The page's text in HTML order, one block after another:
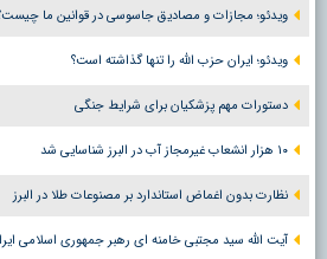
ویدئو؛ مجازات و مصادیق جاسوسی در قوانین ما
ویدئو؛ ایران حزب الله را تنها گذاشته است؟
دستورات مهم پزشکیان برای شرایط جنگی
۱۰ هزار انشعاب غیرمجاز آب در البرز شناسایی شد
نظارت بدون اغماض استاندارد بر مصنوعات طلا در البرز
آیت الله سید مجتبی خامنه ای رهبر جمهوری اسلامی